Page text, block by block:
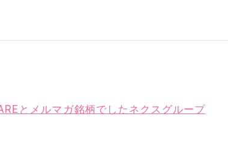
とメルマガ銘柄でしたネクスグループ